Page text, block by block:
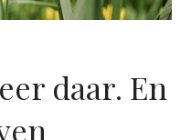
daar. En